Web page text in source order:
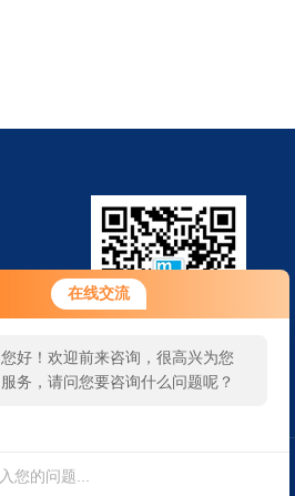
在线交流
您好！欢迎前来咨询，很高兴为您
服务，请问您要咨询什么问题呢？
扫一扫 微信咨询